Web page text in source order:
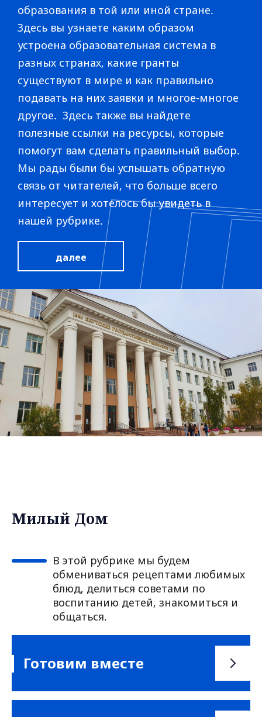
образования в той или иной стране.
Здесь вы узнаете каким образом
устроена образовательная система в
разных странах, какие гранты
существуют в мире и как правильно
подавать на них заявки и многое-многое
другое. Здесь также вы найдете
полезные ссылки на ресурсы, которые
помогут вам сделать правильный выбор.
Мы рады были бы услышать обратную
связь от читателей, что больше всего
интересует и хотелось бы увидеть в
нашей рубрике.
далее
Милый Дом
В этой рубрике мы будем
обмениваться рецептами любимых
блюд, делиться советами по
воспитанию детей, знакомиться и
общаться.
Готовим вместе